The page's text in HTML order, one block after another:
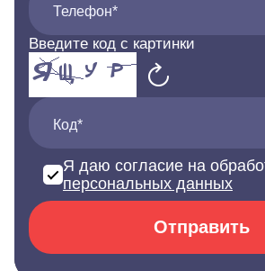
Телефон*
Введите код с картинки
Код*
Я даю согласие на
персональных данных
Отправить